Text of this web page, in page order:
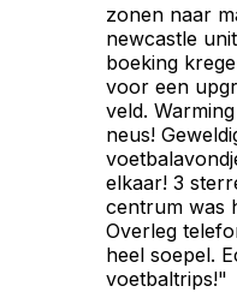
zonen naar
newcastle
boeking
voor een
veld.
neus!
elkaar! 3
centrum was
Overleg
heel soepel.
voetbaltrips!"